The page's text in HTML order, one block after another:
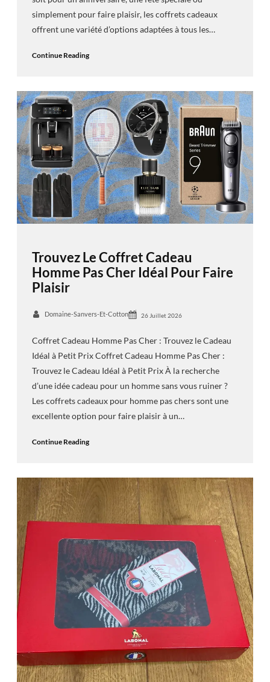
simplement pour faire plaisir, les coffrets cadeaux
offrent une variété d’options adaptées à tous les…
Continue Reading
Trouvez Le Coffret Cadeau
Homme Pas Cher Idéal Pour Faire
Plaisir
Domaine-Sanvers-Et-Cotton 26 Juillet 2026
Coffret Cadeau Homme Pas Cher : Trouvez le Cadeau
Idéal à Petit Prix Coffret Cadeau Homme Pas Cher :
Trouvez le Cadeau Idéal à Petit Prix À la recherche
d’une idée cadeau pour un homme sans vous ruiner ?
Les coffrets cadeaux pour homme pas chers sont une
excellente option pour faire plaisir à un…
Continue Reading